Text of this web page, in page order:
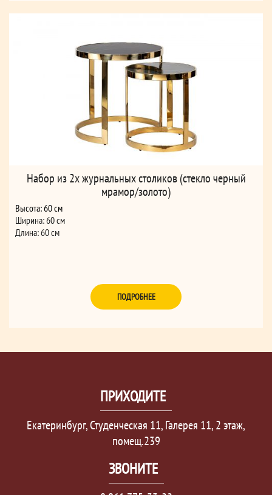
Набор из 2х журнальных столиков (стекло черный
мрамор/золото)
Высота: 60 см
Ширина: 60 см
Длина: 60 см
ПОДРОБНЕЕ
ПРИХОДИТЕ
Екатеринбург, Студенческая 11, Галерея 11, 2 этаж,
помещ.239
ЗВОНИТЕ